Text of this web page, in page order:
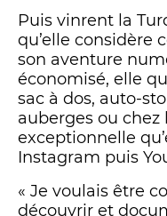
Puis vinrent la
qu’elle considère
son aventure
économisé, elle
sac à dos, auto-
auberges ou chez
exceptionnelle
Instagram puis
« Je voulais être
découvrir et